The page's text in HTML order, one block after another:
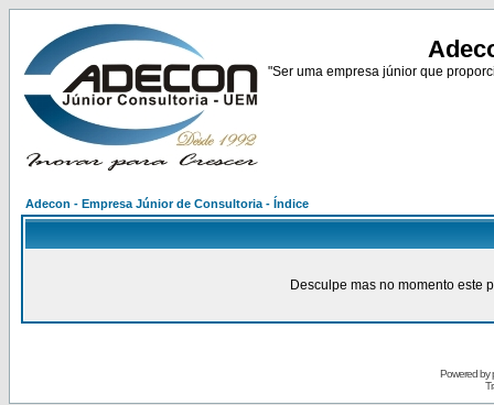
"Ser uma empresa júnior que
Adecon - Empresa Júnior de Consultoria - Índice
Desculpe mas no momento este
Powered by